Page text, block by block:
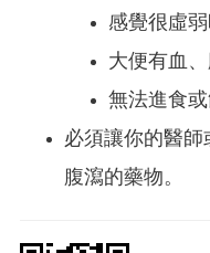
感覺很虛
大便有血
無法進食
必須讓你的醫師
腹瀉的藥物。